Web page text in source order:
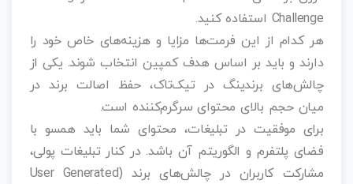
Challenge استفاده کنید.
هر کدام از این فرمت‌ها مزایا و هزینه‌های خاص خود را
دارند و باید بر اساس هدف کمپین انتخاب شوند. یکی از
چالش‌های برندینگ در تیک‌تاک، حفظ اصالت برند در
میان حجم بالای محتوای سرگرم‌کننده است.
برای موفقیت در تبلیغات، محتوای شما باید همسو با
فضای پلتفرم و الگوریتم آن باشد. در کنار تبلیغات پولی،
مشارکت کاربران در چالش‌های برند (User Generated